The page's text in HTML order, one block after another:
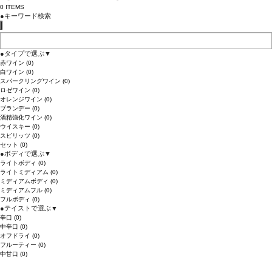
0 ITEMS
●キーワード検索
●タイプで選ぶ▼
赤ワイン (0)
白ワイン (0)
スパークリングワイン (0)
ロゼワイン (0)
オレンジワイン (0)
ブランデー (0)
酒精強化ワイン (0)
ウイスキー (0)
スピリッツ (0)
セット (0)
●ボディで選ぶ▼
ライトボディ (0)
ライトミディアム (0)
ミディアムボディ (0)
ミディアムフル (0)
フルボディ (0)
●テイストで選ぶ▼
辛口 (0)
中辛口 (0)
オフドライ (0)
フルーティー (0)
中甘口 (0)